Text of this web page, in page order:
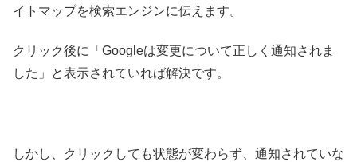
イトマップを検索エンジンに伝えます。
クリック後に「Googleは変更について正しく通知されま
した」と表示されていれば解決です。
しかし、クリックしても状態が変わらず、通知されていな